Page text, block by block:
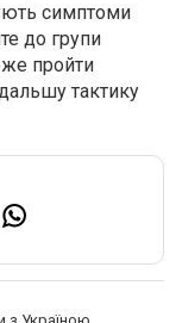
симптоми
до групи
пройти
тактику